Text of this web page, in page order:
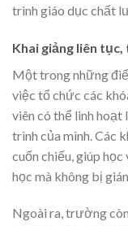
trình giáo dục chất
Khai giảng liên
Một trong những
việc tổ chức các
viên có thể linh
trình của mình. Các
cuốn chiếu, giúp
học mà không bị
Ngoài ra, trường